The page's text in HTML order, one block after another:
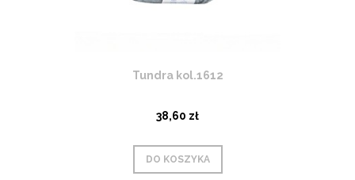
Tundra kol.1612
38,60 zł
DO KOSZYKA